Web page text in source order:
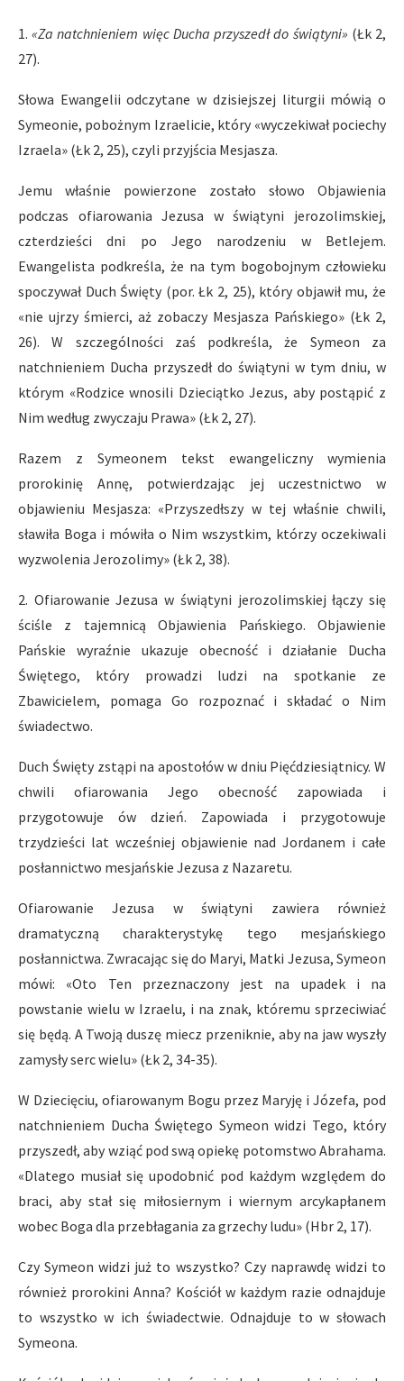
1.«Za natchnieniem więc Ducha przyszedł do świątyni» (Łk 2,
27).
Słowa Ewangelii odczytane w dzisiejszej liturgii mówią o
Symeonie, pobożnym Izraelicie, który «wyczekiwał pociechy
Izraela» (Łk 2, 25), czyli przyjścia Mesjasza.
Jemu właśnie powierzone zostało słowo Objawienia
podczas ofiarowania Jezusa w świątyni jerozolimskiej,
czterdzieści dni po Jego narodzeniu w Betlejem.
Ewangelista podkreśla, że na tym bogobojnym człowieku
spoczywał Duch Święty (por. Łk 2, 25), który objawił mu, że
«nie ujrzy śmierci, aż zobaczy Mesjasza Pańskiego» (Łk 2,
26). W szczególności zaś podkreśla, że Symeon za
natchnieniem Ducha przyszedł do świątyni w tym dniu, w
którym «Rodzice wnosili Dzieciątko Jezus, aby postąpić z
Nim według zwyczaju Prawa» (Łk 2, 27).
Razem z Symeonem tekst ewangeliczny wymienia
prorokinię Annę, potwierdzając jej uczestnictwo w
objawieniu Mesjasza: «Przyszedłszy w tej właśnie chwili,
sławiła Boga i mówiła o Nim wszystkim, którzy oczekiwali
wyzwolenia Jerozolimy» (Łk 2, 38).
2. Ofiarowanie Jezusa w świątyni jerozolimskiej łączy się
ściśle z tajemnicą Objawienia Pańskiego. Objawienie
Pańskie wyraźnie ukazuje obecność i działanie Ducha
Świętego, który prowadzi ludzi na spotkanie ze
Zbawicielem, pomaga Go rozpoznać i składać o Nim
świadectwo.
Duch Święty zstąpi na apostołów w dniu Pięćdziesiątnicy. W
chwili ofiarowania Jego obecność zapowiada i
przygotowuje ów dzień. Zapowiada i przygotowuje
trzydzieści lat wcześniej objawienie nad Jordanem i całe
posłannictwo mesjańskie Jezusa z Nazaretu.
Ofiarowanie Jezusa w świątyni zawiera również
dramatyczną charakterystykę tego mesjańskiego
posłannictwa. Zwracając się do Maryi, Matki Jezusa, Symeon
mówi: «Oto Ten przeznaczony jest na upadek i na
powstanie wielu w Izraelu, i na znak, któremu sprzeciwiać
się będą. A Twoją duszę miecz przeniknie, aby na jaw wyszły
zamysły serc wielu» (Łk 2, 34-35).
W Dziecięciu, ofiarowanym Bogu przez Maryję i Józefa, pod
natchnieniem Ducha Świętego Symeon widzi Tego, który
przyszedł, aby wziąć pod swą opiekę potomstwo Abrahama.
«Dlatego musiał się upodobnić pod każdym względem do
braci, aby stał się miłosiernym i wiernym arcykapłanem
wobec Boga dla przebłagania za grzechy ludu» (Hbr 2, 17).
Czy Symeon widzi już to wszystko? Czy naprawdę widzi to
również prorokini Anna? Kościół w każdym razie odnajduje
to wszystko w ich świadectwie. Odnajduje to w słowach
Symeona.